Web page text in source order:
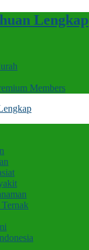
Lengkap
Members